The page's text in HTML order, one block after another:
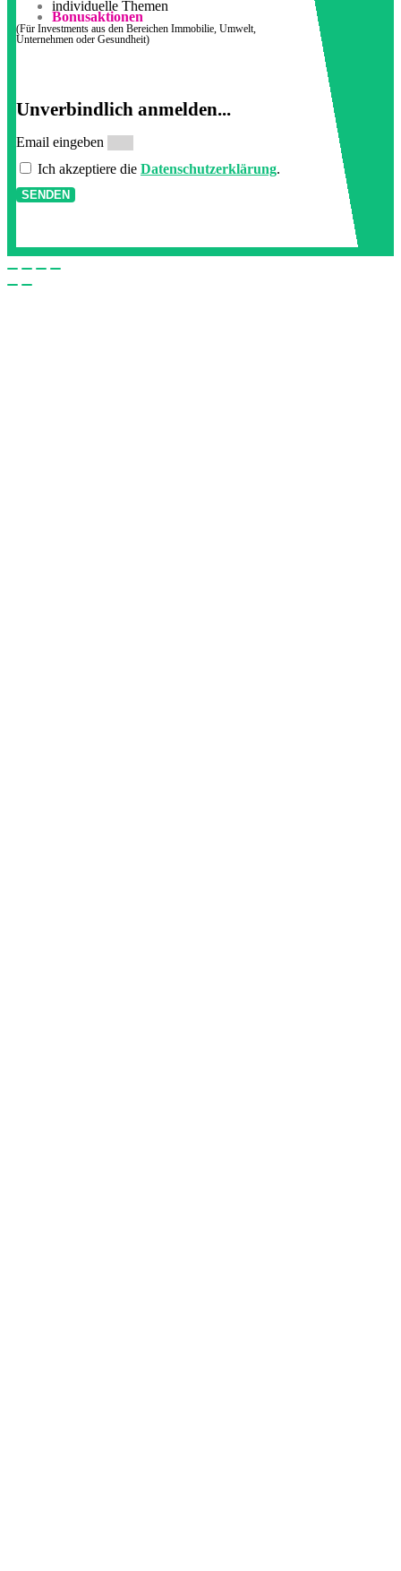
individuelle Themen
Bonusaktionen
(Für Investments aus den Bereichen Immobilie, Umwelt,
Unternehmen oder Gesundheit)
Unverbindlich anmelden...
Email eingeben
Ich akzeptiere die Datenschutzerklärung.
SENDEN